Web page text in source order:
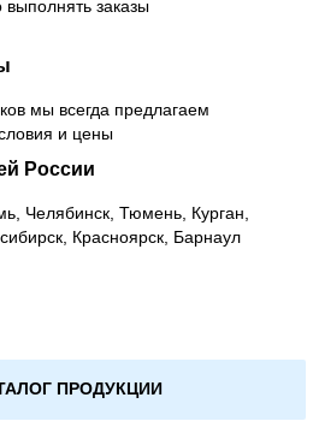
заказы
мы всегда предлагаем
и цены
России
Челябинск, Тюмень, Курган,
Красноярск, Барнаул
ПРОДУКЦИИ